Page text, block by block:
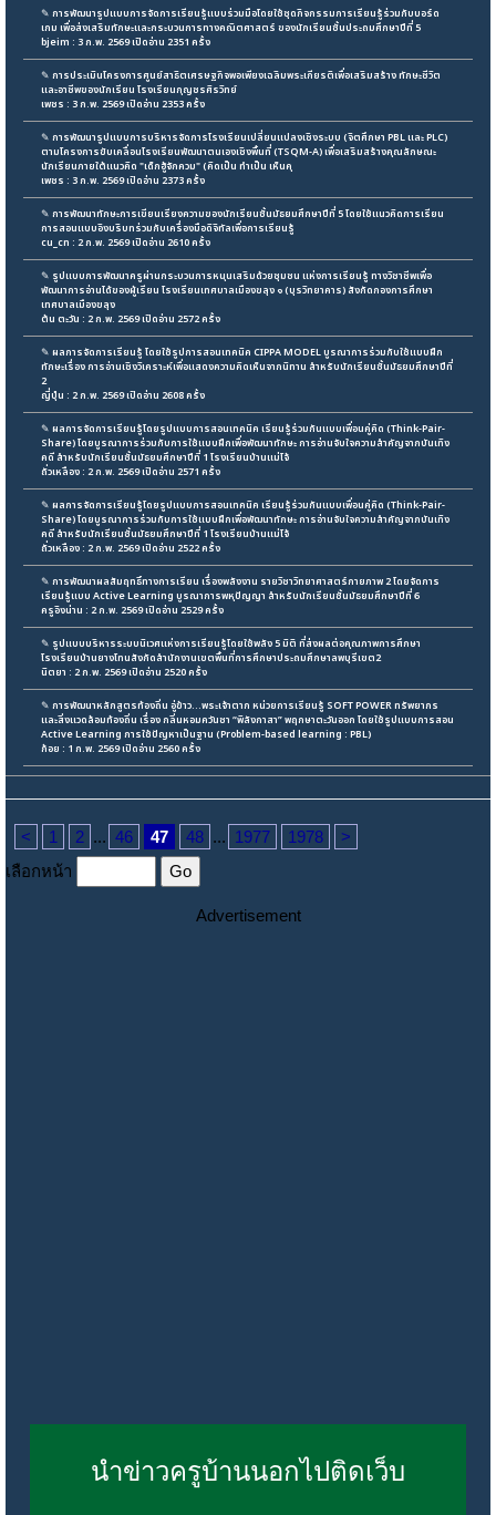
✎ การพัฒนารูปแบบการจัดการเรียนรู้แบบร่วมมือโดยใช้ชุดกิจกรรมการเรียนรู้ร่วมกับบอร์ด
เกม เพื่อส่งเสริมทักษะและกระบวนการทางคณิตศาสตร์ ของนักเรียนชั้นประถมศึกษาปีที่ 5
bjeim : 3 ก.พ. 2569 เปิดอ่าน 2351 ครั้ง
✎ การประเมินโครงการศูนย์สาธิตเศรษฐกิจพอเพียงเฉลิมพระเกียรติเพื่อเสริมสร้าง ทักษะชีวิต
และอาชีพของนักเรียน โรงเรียนกุญชรศิรวิทย์
เพชร : 3 ก.พ. 2569 เปิดอ่าน 2353 ครั้ง
✎ การพัฒนารูปแบบการบริหารจัดการโรงเรียนเปลี่ยนแปลงเชิงระบบ (จิตศึกษา PBL และ PLC)
ตามโครงการขับเคลื่อนโรงเรียนพัฒนาตนเองเชิงพื้นที่ (TSQM-A) เพื่อเสริมสร้างคุณลักษณะ
นักเรียนภายใต้แนวคิด "เด็กฮู้จักควม" (คิดเป็น ทำเป็น เห็นคุ
เพชร : 3 ก.พ. 2569 เปิดอ่าน 2373 ครั้ง
✎ การพัฒนาทักษะการเขียนเรียงความของนักเรียนชั้นมัธยมศึกษาปีที่ 5 โดยใช้แนวคิดการเรียน
การสอนแบบอิงบริบทร่วมกับเครื่องมือดิจิทัลเพื่อการเรียนรู้
cu_cn : 2 ก.พ. 2569 เปิดอ่าน 2610 ครั้ง
✎ รูปแบบการพัฒนาครูผ่านกระบวนการหนุนเสริมด้วยชุมชน แห่งการเรียนรู้ ทางวิชาชีพเพื่อ
พัฒนาการอ่านได้ของผู้เรียน โรงเรียนเทศบาลเมืองขลุง ๑ (บุรวิทยาคาร) สังกัดกองการศึกษา
เทศบาลเมืองขลุง
ต้น ตะวัน : 2 ก.พ. 2569 เปิดอ่าน 2572 ครั้ง
✎ ผลการจัดการเรียนรู้ โดยใช้รูปการสอนเทคนิค CIPPA MODEL บูรณาการร่วมกับใช้แบบฝึก
ทักษะเรื่อง การอ่านเชิงวิเคราะห์เพื่อแสดงความคิดเห็นจากนิทาน สำหรับนักเรียนชั้นมัธยมศึกษาปีที่
2
ญี่ปุ่น : 2 ก.พ. 2569 เปิดอ่าน 2608 ครั้ง
✎ ผลการจัดการเรียนรู้โดยรูปแบบการสอนเทคนิค เรียนรู้ร่วมกันแบบเพื่อนคู่คิด (Think-Pair-
Share) โดยบูรณาการร่วมกับการใช้แบบฝึกเพื่อพัฒนาทักษะ การอ่านจับใจความสำคัญจากบันเทิง
คดี สำหรับนักเรียนชั้นมัธยมศึกษาปีที่ 1 โรงเรียนบ้านแม่โจ้
ถั่วเหลือง : 2 ก.พ. 2569 เปิดอ่าน 2571 ครั้ง
✎ ผลการจัดการเรียนรู้โดยรูปแบบการสอนเทคนิค เรียนรู้ร่วมกันแบบเพื่อนคู่คิด (Think-Pair-
Share) โดยบูรณาการร่วมกับการใช้แบบฝึกเพื่อพัฒนาทักษะ การอ่านจับใจความสำคัญจากบันเทิง
คดี สำหรับนักเรียนชั้นมัธยมศึกษาปีที่ 1 โรงเรียนบ้านแม่โจ้
ถั่วเหลือง : 2 ก.พ. 2569 เปิดอ่าน 2522 ครั้ง
✎ การพัฒนาผลสัมฤทธิ์ทางการเรียน เรื่องพลังงาน รายวิชาวิทยาศาสตร์กายภาพ 2 โดยจัดการ
เรียนรู้แบบ Active Learning บูรณาการพหุปัญญา สำหรับนักเรียนชั้นมัธยมศึกษาปีที่ 6
ครูอิงน่าน : 2 ก.พ. 2569 เปิดอ่าน 2529 ครั้ง
✎ รูปแบบบริหารระบบนิเวศแห่งการเรียนรู้โดยใช้พลัง 5 มิติ ที่ส่งผลต่อคุณภาพการศึกษา
โรงเรียนบ้านยางโทนสังกัดสํานักงานเขตพื้นที่การศึกษาประถมศึกษาลพบุรีเขต2
นิตยา : 2 ก.พ. 2569 เปิดอ่าน 2520 ครั้ง
✎ การพัฒนาหลักสูตรท้องถิ่น อู่ข้าว...พระเจ้าตาก หน่วยการเรียนรู้ SOFT POWER ทรัพยากร
และสิ่งแวดล้อมท้องถิ่น เรื่อง กลิ่นหอมควันชา “พิลังกาสา” พฤกษาตะวันออก โดยใช้รูปแบบการสอน
Active Learning การใช้ปัญหาเป็นฐาน (Problem-based learning : PBL)
ก้อย : 1 ก.พ. 2569 เปิดอ่าน 2560 ครั้ง
< 1 2 ... 46 47 48 ... 1977 1978
>
เลือกหน้า
Advertisement
นำข่าวครูบ้านนอกไปติดเว็บ